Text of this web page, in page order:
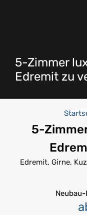
5-Zimmer
Edremit zu
5-
Edremit, Girne,